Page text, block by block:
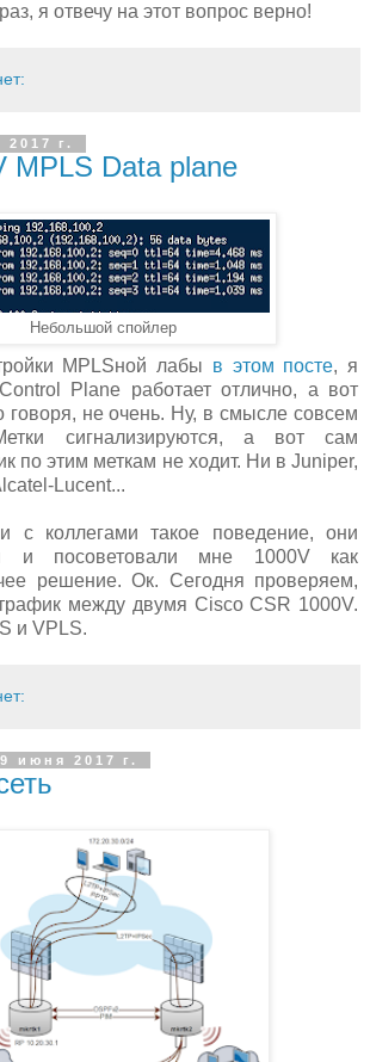
я отвечу на этот вопрос верно!
г.
MPLS Data plane
Небольшой спойлер
MPLSной лабы в этом посте, я
Plane работает отлично, а вот
говоря, не очень. Ну, в смысле совсем
сигнализируются, а вот сам
по этим меткам не ходит. Ни в Juniper,
Lucent...
с коллегами такое поведение, они
и посоветовали мне 1000V как
решение. Ок. Сегодня проверяем,
между двумя Cisco CSR 1000V.
и VPLS.
июня 2017 г.